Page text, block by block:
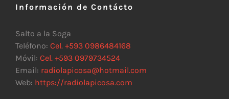
Información de Contácto
Salto a la Soga
Teléfono: Cel. +593 0986484168
Móvil: Cel. +593 0979734524
Email: radiolapicosa@hotmail.com
Web: https://radiolapicosa.com